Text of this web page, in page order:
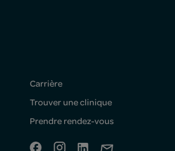
Carrière
Trouver une clinique
Prendre rendez-vous